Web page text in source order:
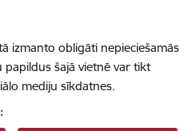
izmanto obligāti nepieciešamās
šajā vietnē var tikt
mediju sīkdatnes.